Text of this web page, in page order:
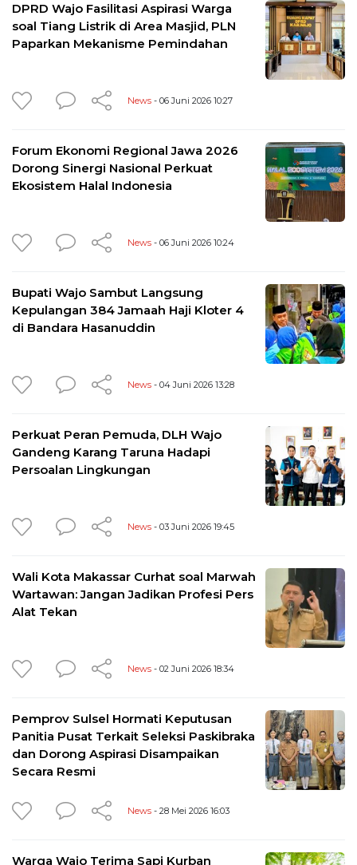
DPRD Wajo Fasilitasi Aspirasi Warga
soal Tiang Listrik di Area Masjid, PLN
Paparkan Mekanisme Pemindahan
News - 06 Juni 2026 10:27
Forum Ekonomi Regional Jawa 2026
Dorong Sinergi Nasional Perkuat
Ekosistem Halal Indonesia
News - 06 Juni 2026 10:24
Bupati Wajo Sambut Langsung
Kepulangan 384 Jamaah Haji Kloter 4
di Bandara Hasanuddin
News - 04 Juni 2026 13:28
Perkuat Peran Pemuda, DLH Wajo
Gandeng Karang Taruna Hadapi
Persoalan Lingkungan
News - 03 Juni 2026 19:45
Wali Kota Makassar Curhat soal Marwah
Wartawan: Jangan Jadikan Profesi Pers
Alat Tekan
News - 02 Juni 2026 18:34
Pemprov Sulsel Hormati Keputusan
Panitia Pusat Terkait Seleksi Paskibraka
dan Dorong Aspirasi Disampaikan
Secara Resmi
News - 28 Mei 2026 16:03
Warga Wajo Terima Sapi Kurban